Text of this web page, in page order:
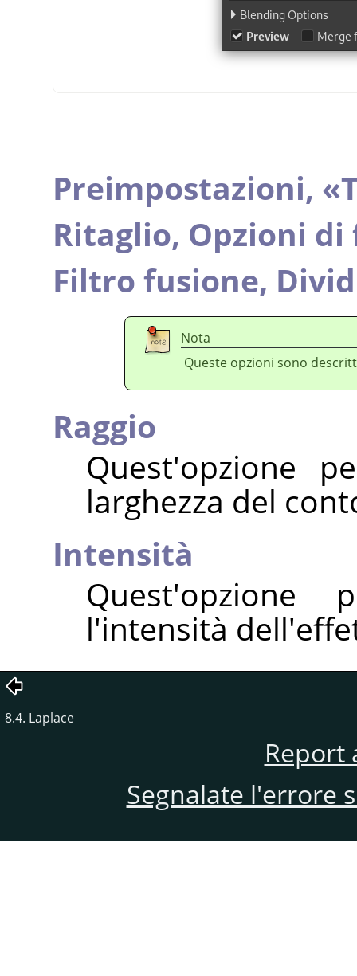
Preimpostazioni, «
Ritaglio, Opzioni
Filtro fusione,
Nota
Queste opzioni sono
Raggio
Quest'opzione
larghezza del
Intensità
Quest'opzione
l'intensità
8.4. Laplace
Report
Segnalate l'errore